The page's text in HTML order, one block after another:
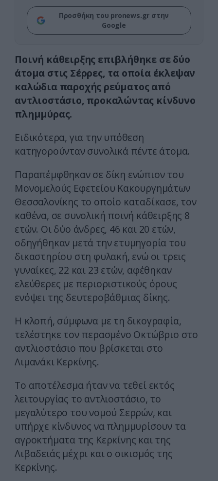
Προσθήκη του pronews.gr στην
Google
Ποινή κάθειρξης επιβλήθηκε σε δύο
άτομα στις Σέρρες, τα οποία έκλεψαν
καλώδια παροχής ρεύματος από
αντλιοστάσιο, προκαλώντας κίνδυνο
πλημμύρας.
Ειδικότερα, για την υπόθεση
κατηγορούνταν συνολικά πέντε άτομα.
Παραπέμφθηκαν σε δίκη ενώπιον του
Μονομελούς Εφετείου Κακουργημάτων
Θεσσαλονίκης το οποίο καταδίκασε, τον
καθένα, σε συνολική ποινή κάθειρξης 8
ετών. Οι δύο άνδρες, 46 και 20 ετών,
οδηγήθηκαν μετά την ετυμηγορία του
δικαστηρίου στη φυλακή, ενώ οι τρεις
γυναίκες, 22 και 23 ετών, αφέθηκαν
ελεύθερες με περιοριστικούς όρους
ενόψει της δευτεροβάθμιας δίκης.
Η κλοπή, σύμφωνα με τη δικογραφία,
τελέστηκε τον περασμένο Οκτώβριο στο
αντλιοστάσιο που βρίσκεται στο
Λιμανάκι Κερκίνης.
Το αποτέλεσμα ήταν να τεθεί εκτός
λειτουργίας το αντλιοστάσιο, το
μεγαλύτερο του νομού Σερρών, και
υπήρχε κίνδυνος να πλημμυρίσουν τα
αγροκτήματα της Κερκίνης και της
Λιβαδειάς μέχρι και ο οικισμός της
Κερκίνης.